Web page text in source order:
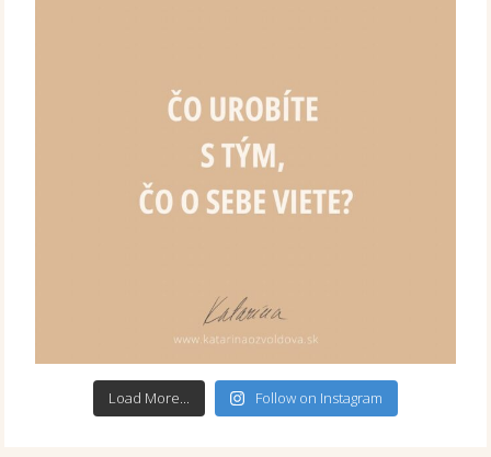
Load More... Follow on Instagram